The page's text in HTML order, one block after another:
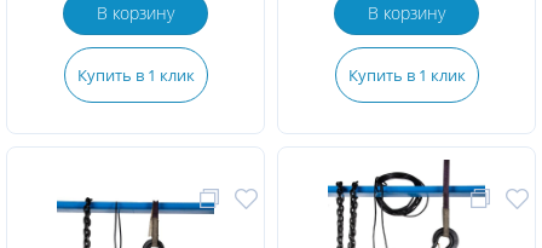
В корзину
Купить в 1 клик
В корзину
Купить в 1 клик